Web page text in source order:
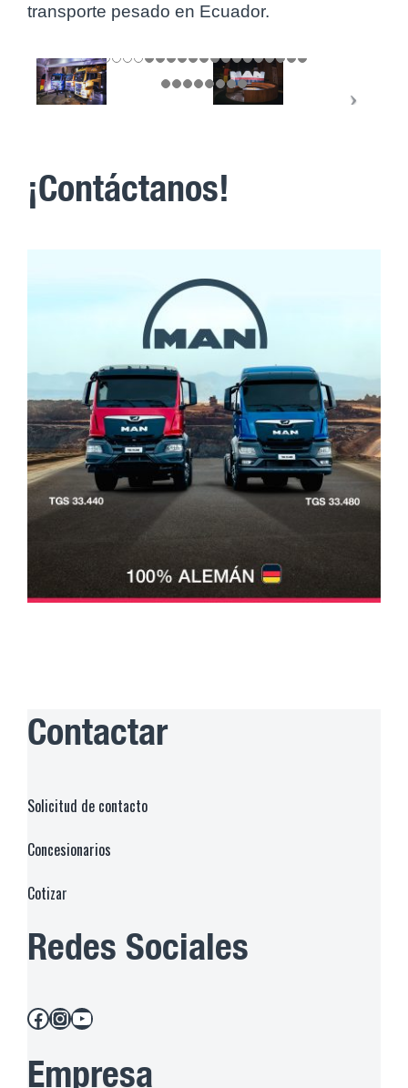
transporte pesado en Ecuador.
¡Contáctanos!
Contactar
Solicitud de contacto
Concesionarios
Cotizar
Redes Sociales
Facebook Instagram YouTube
Empresa